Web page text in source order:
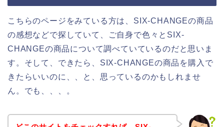
こちらのページをみている方は、SIX-CHANGEの商品
の感想などで探していて、ご自身で色々とSIX-
CHANGEの商品について調べていているのだと思いま
す。そして、できたら、SIX-CHANGEの商品を購入で
きたらいいのに、、と、思っているのかもしれませ
ん。でも、、、。